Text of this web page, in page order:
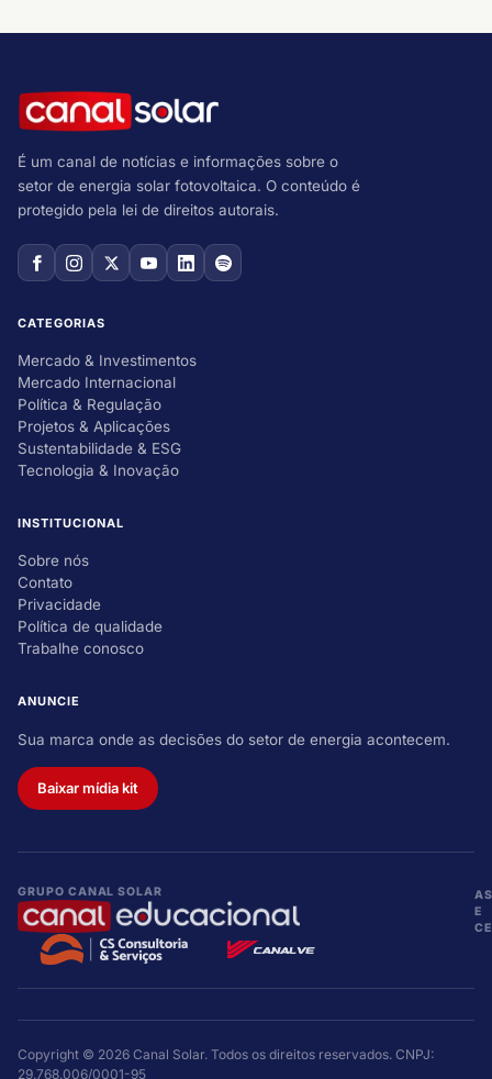
É um canal de notícias e informações sobre o
setor de energia solar fotovoltaica. O conteúdo é
protegido pela lei de direitos autorais.
CATEGORIAS
Mercado & Investimentos
Mercado Internacional
Política & Regulação
Projetos & Aplicações
Sustentabilidade & ESG
Tecnologia & Inovação
INSTITUCIONAL
Sobre nós
Contato
Privacidade
Política de qualidade
Trabalhe conosco
ANUNCIE
Sua marca onde as decisões do setor de energia acontecem.
Baixar mídia kit
GRUPO CANAL SOLAR
E
Copyright © 2026 Canal Solar. Todos os direitos reservados. CNPJ:
29.768.006/0001-95